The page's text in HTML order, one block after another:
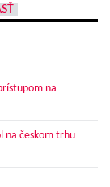
na
na českom trhu